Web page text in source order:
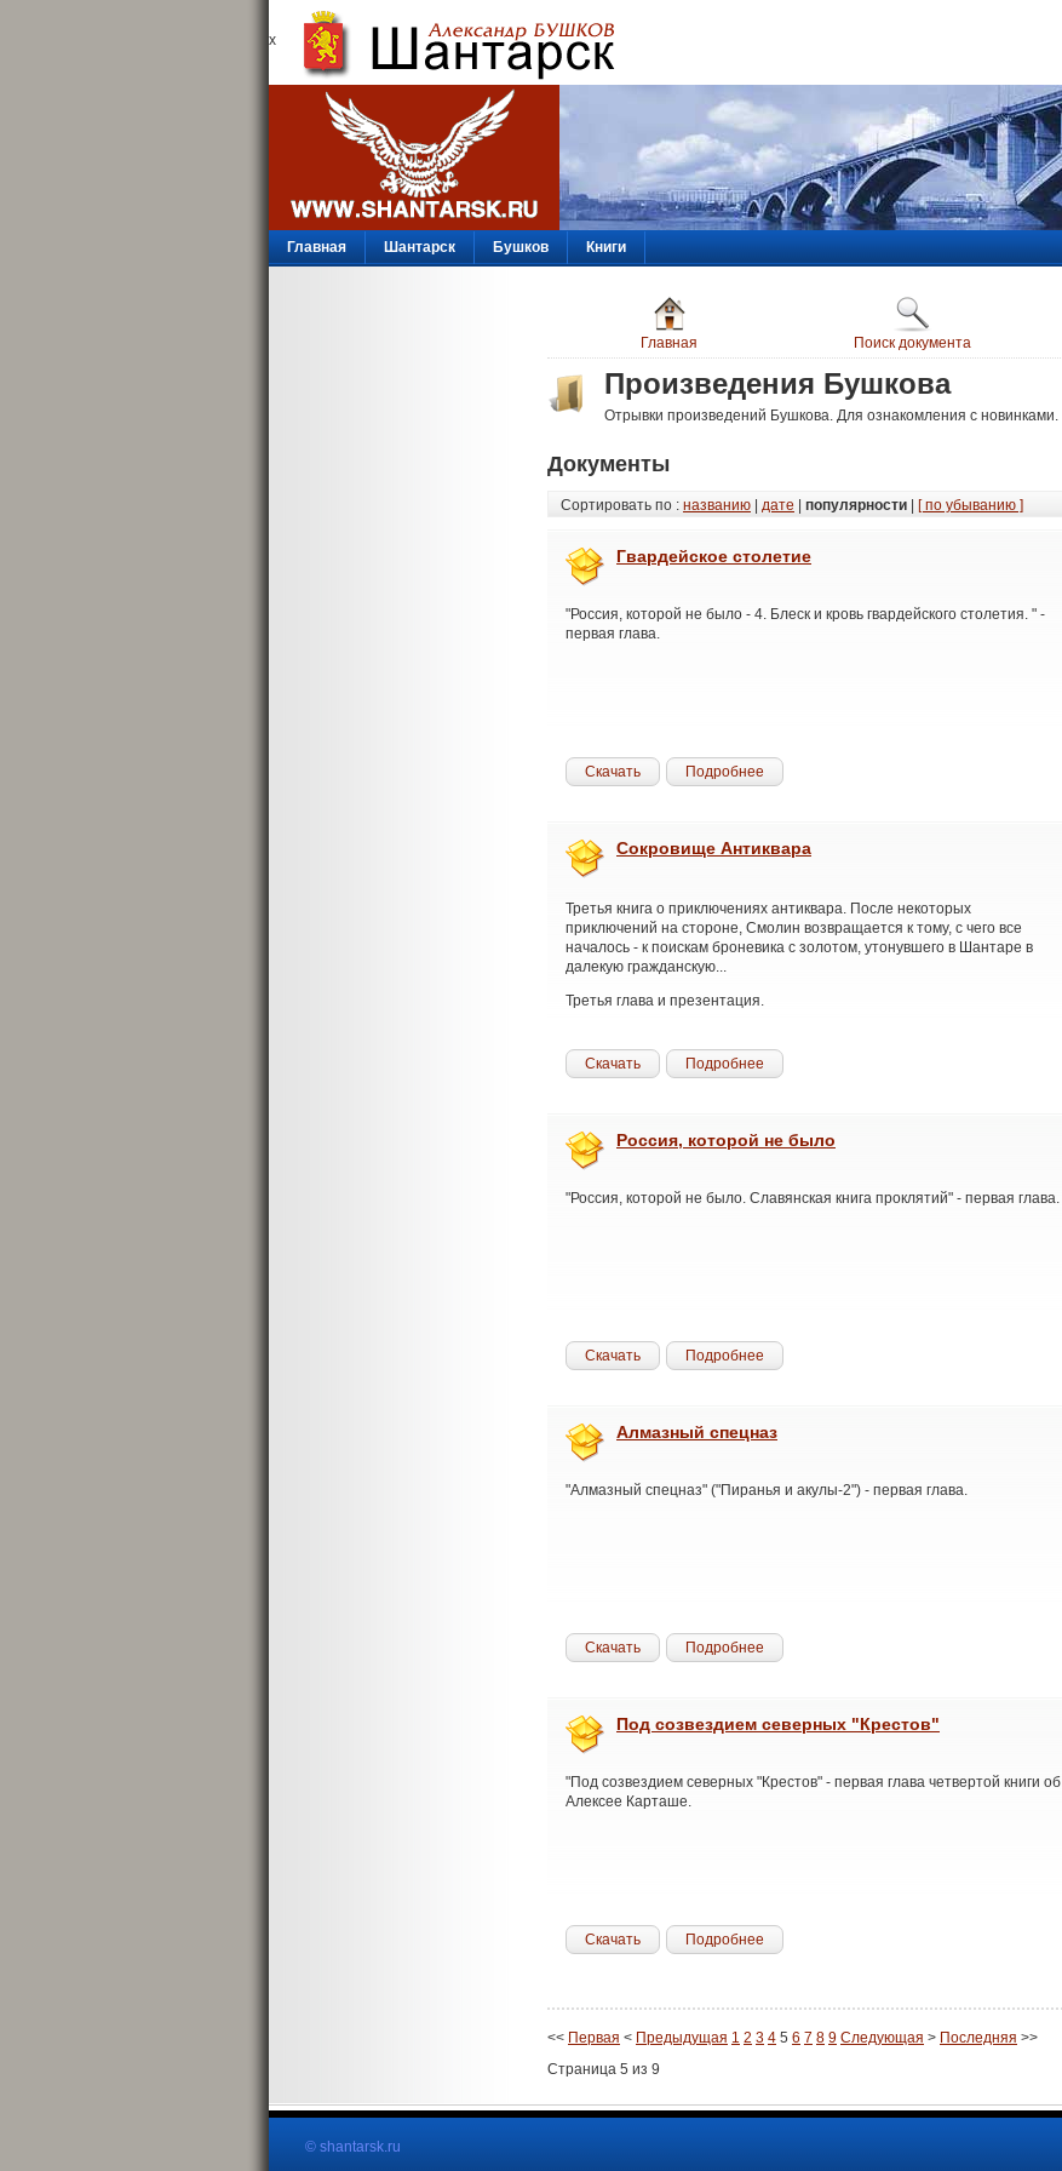
х
Главная Шантарск Бушков Книги
Главная Поиск документа
Произведения Бушкова
Отрывки произведений Бушкова. Для ознакомления с новинками.
Документы
Сортировать по : названию дате популярности [ по убыванию ]
Гвардейское столетие
"Россия, которой не было - 4. Блеск и кровь гвардейского столетия. " -
первая глава.
Скачать Подробнее
Сокровище Антиквара
Третья книга о приключениях антиквара. После некоторых
приключений на стороне, Смолин возвращается к тому, с чего все
началось - к поискам броневика с золотом, утонувшего в Шантаре в
далекую гражданскую...
Третья глава и презентация.
Скачать Подробнее
Россия, которой не было
"Россия, которой не было. Славянская книга проклятий" - первая глава.
Скачать Подробнее
Алмазный спецназ
"Алмазный спецназ" ("Пиранья и акулы-2") - первая глава.
Скачать Подробнее
Под созвездием северных "Крестов"
"Под созвездием северных "Крестов" - первая глава четвертой книги об
Алексее Карташе.
Скачать Подробнее
<< Первая < Предыдущая 1 2 3 4 5 6 7 8 9 Следующая > Последняя >>
Страница 5 из 9
© shantarsk.ru